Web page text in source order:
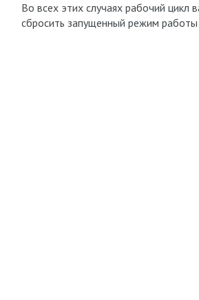
Во всех этих случаях рабочий цикл
сбросить запущенный режим